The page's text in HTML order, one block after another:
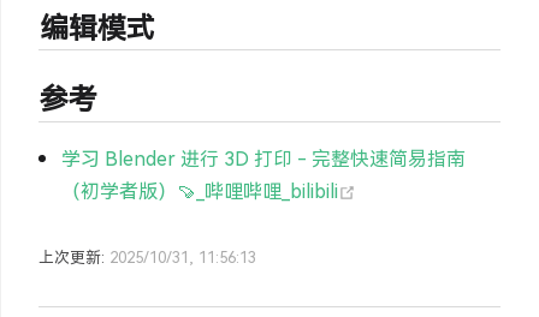
编辑模式
参考
学习 Blender 进行 3D 打印 - 完整快速简易指南
（初学者版）🍠_哔哩哔哩_bilibili
上次更新: 2025/10/31, 11:56:13